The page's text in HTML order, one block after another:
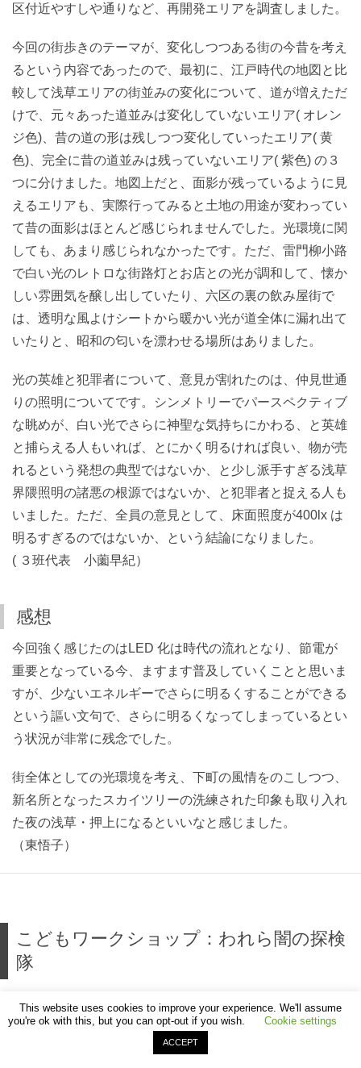
区付近やすしや通りなど、再開発エリアを調査しました。
今回の街歩きのテーマが、変化しつつある街の今昔を考え
るという内容であったので、最初に、江戸時代の地図と比
較して浅草エリアの街並みの変化について、道が増えただ
けで、元々あった道並みは変化していないエリア( オレン
ジ色)、昔の道の形は残しつつ変化していったエリア( 黄
色)、完全に昔の道並みは残っていないエリア( 紫色) の３
つに分けました。地図上だと、面影が残っているように見
えるエリアも、実際行ってみると土地の用途が変わってい
て昔の面影はほとんど感じられませんでした。光環境に関
しても、あまり感じられなかったです。ただ、雷門柳小路
で白い光のレトロな街路灯とお店との光が調和して、懐か
しい雰囲気を醸し出していたり、六区の裏の飲み屋街で
は、透明な風よけシートから暖かい光が道全体に漏れ出て
いたりと、昭和の匂いを漂わせる場所はありました。
光の英雄と犯罪者について、意見が割れたのは、仲見世通
りの照明についてです。シンメトリーでパースペクティブ
な眺めが、白い光でさらに神聖な気持ちにかわる、と英雄
と捕らえる人もいれば、とにかく明るければ良い、物が売
れるという発想の典型ではないか、と少し派手すぎる浅草
界隈照明の諸悪の根源ではないか、と犯罪者と捉える人も
いました。ただ、全員の意見として、床面照度が400lx は
明るすぎるのではないか、という結論になりました。
( ３班代表 小薗早紀）
感想
今回強く感じたのはLED 化は時代の流れとなり、節電が
重要となっている今、ますます普及していくことと思いま
すが、少ないエネルギーでさらに明るくすることができる
という謳い文句で、さらに明るくなってしまっているとい
う状況が非常に残念でした。
街全体としての光環境を考え、下町の風情をのこしつつ、
新名所となったスカイツリーの洗練された印象も取り入れ
た夜の浅草・押上になるといいなと感じました。
（東悟子）
こどもワークショップ：われら闇の探検
隊
2012.11.23.24 東悟子
This website uses cookies to improve your experience. We'll assume
you're ok with this, but you can opt-out if you wish.
Cookie settings
ACCEPT